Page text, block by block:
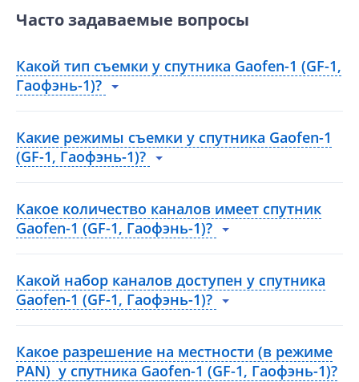
Часто задаваемые вопросы
Какой тип съемки у спутника Gaofen-1 (GF-1,
Гаофэнь-1)?
Какие режимы съемки у спутника Gaofen-1
(GF-1, Гаофэнь-1)?
Какое количество каналов имеет спутник
Gaofen-1 (GF-1, Гаофэнь-1)?
Какой набор каналов доступен у спутника
Gaofen-1 (GF-1, Гаофэнь-1)?
Какое разрешение на местности (в режиме
PAN) у спутника Gaofen-1 (GF-1, Гаофэнь-1)?